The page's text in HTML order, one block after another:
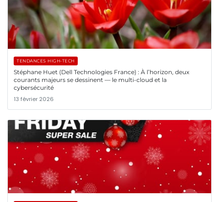
TENDANCES HIGH-TECH
Stéphane Huet (Dell Technologies France) : À l’horizon, deux
courants majeurs se dessinent — le multi-cloud et la
cybersécurité
13 février 2026